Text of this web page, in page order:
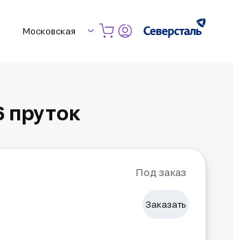
Московская
пруток
Под заказ
Заказать